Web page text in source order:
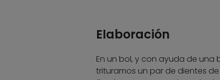
Elaboración
En un bol, y con ayuda de una
trituramos un par de dientes